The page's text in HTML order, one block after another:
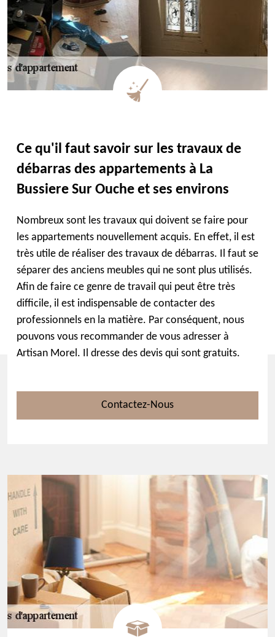
Ce qu'il faut savoir sur les travaux de
débarras des appartements à La
Bussiere Sur Ouche et ses environs
Nombreux sont les travaux qui doivent se faire pour
les appartements nouvellement acquis. En effet, il est
très utile de réaliser des travaux de débarras. Il faut se
séparer des anciens meubles qui ne sont plus utilisés.
Afin de faire ce genre de travail qui peut être très
difficile, il est indispensable de contacter des
professionnels en la matière. Par conséquent, nous
pouvons vous recommander de vous adresser à
Artisan Morel. Il dresse des devis qui sont gratuits.
Contactez-Nous